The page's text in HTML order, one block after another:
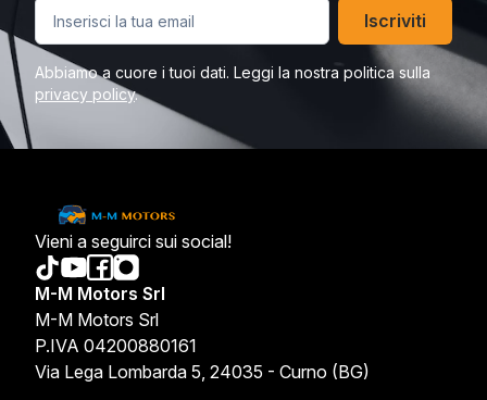
Iscriviti
Abbiamo a cuore i tuoi dati. Leggi la nostra politica sulla
privacy policy.
Vieni a seguirci sui social!
M-M Motors Srl
M-M Motors Srl
P.IVA 04200880161
Via Lega Lombarda 5, 24035 - Curno (BG)